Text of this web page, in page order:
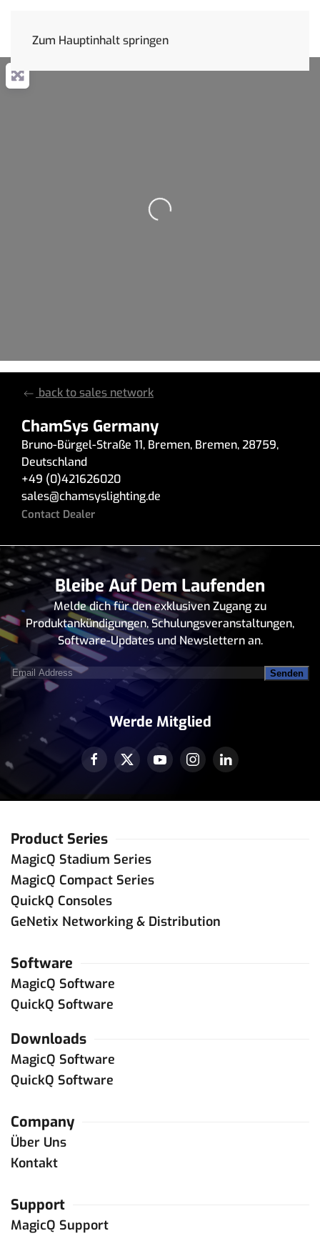
Zum Hauptinhalt springen
Wird geladen …
back to sales network
ChamSys Germany
Bruno-Bürgel-Straße 11, Bremen, Bremen,28759,
Deutschland
+49 (0)421626020
sales@chamsyslighting.de
Contact Dealer
Bleibe Auf Dem Laufenden
Melde dich für den exklusiven Zugang zu
Produktankündigungen, Schulungsveranstaltungen,
Software-Updates und Newslettern an.
Email
Address(erforderlich)
Werde Mitglied
Product Series
MagicQ Stadium Series
MagicQ Compact Series
QuickQ Consoles
GeNetix Networking & Distribution
Software
MagicQ Software
QuickQ Software
Downloads
MagicQ Software
QuickQ Software
Company
Über Uns
Kontakt
Support
MagicQ Support